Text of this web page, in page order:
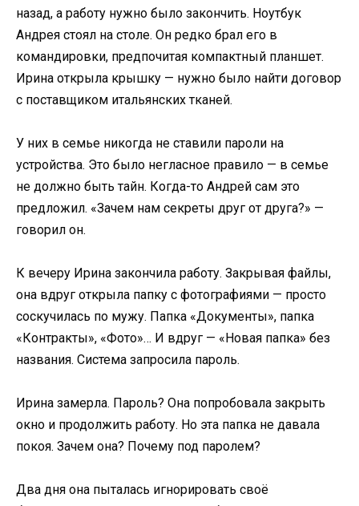
назад, а работу нужно было закончить. Ноутбук
Андрея стоял на столе. Он редко брал его в
командировки, предпочитая компактный планшет.
Ирина открыла крышку — нужно было найти договор
с поставщиком итальянских тканей.
У них в семье никогда не ставили пароли на
устройства. Это было негласное правило — в семье
не должно быть тайн. Когда-то Андрей сам это
предложил. «Зачем нам секреты друг от друга?» —
говорил он.
К вечеру Ирина закончила работу. Закрывая файлы,
она вдруг открыла папку с фотографиями — просто
соскучилась по мужу. Папка «Документы», папка
«Контракты», «Фото»… И вдруг — «Новая папка» без
названия. Система запросила пароль.
Ирина замерла. Пароль? Она попробовала закрыть
окно и продолжить работу. Но эта папка не давала
покоя. Зачем она? Почему под паролем?
Два дня она пыталась игнорировать своё